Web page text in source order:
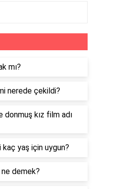
mı?
nerede çekildi?
donmuş kız film adı
yaş için uygun?
ne demek?